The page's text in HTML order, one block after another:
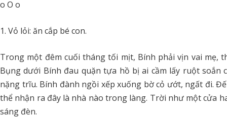
o O o
Vỏ lỏi: ăn cắp bé con.
Trong một đêm cuối tháng tối mịt, Bính phải vịn vai mẹ,
Bụng dưới Bính đau quặn tựa hồ bị ai cầm lấy ruột soắn
nặng trĩu. Bính đành ngồi xếp xuống bờ cỏ ướt, ngất đi.
thể nhận ra đây là nhà nào trong làng. Trời như một cửa
sáng đèn.